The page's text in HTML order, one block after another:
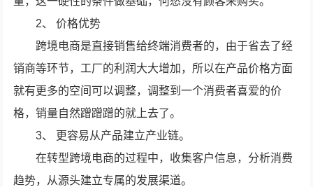
2、 价格优势
跨境电商是直接销售给终端消费者的，由于省去了经
销商等环节，工厂的利润大大增加，所以在产品价格方面
就有更多的空间可以调整，调整到一个消费者喜爱的价
格，销量自然蹭蹭蹭的就上去了。
3、 更容易从产品建立产业链。
在转型跨境电商的过程中，收集客户信息，分析消费
趋势，从源头建立专属的发展渠道。